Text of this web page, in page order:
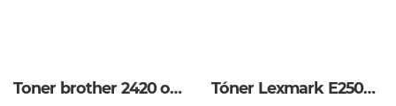
Toner brother 2420 original Tóner Lexmark E250A11E